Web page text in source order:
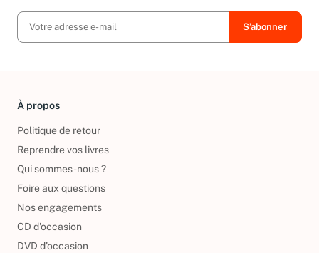
À propos
Politique de retour
Reprendre vos livres
Qui sommes-nous ?
Foire aux questions
Nos engagements
CD d'occasion
DVD d'occasion